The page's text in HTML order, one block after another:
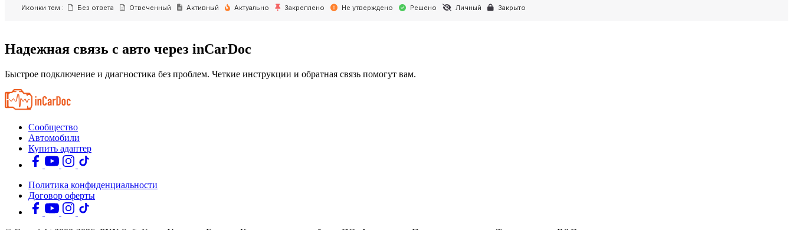
Иконки тем :
Без ответа Отвеченный Активный Актуально Закреплено Не утверждено Решено Личный Закрыто
Надежная связь с авто через inCarDoc
Быстрое подключение и диагностика без проблем. Четкие инструкции и обратная связь помогут вам.
Сообщество
Автомобили
Купить адаптер
Политика конфиденциальности
Договор оферты